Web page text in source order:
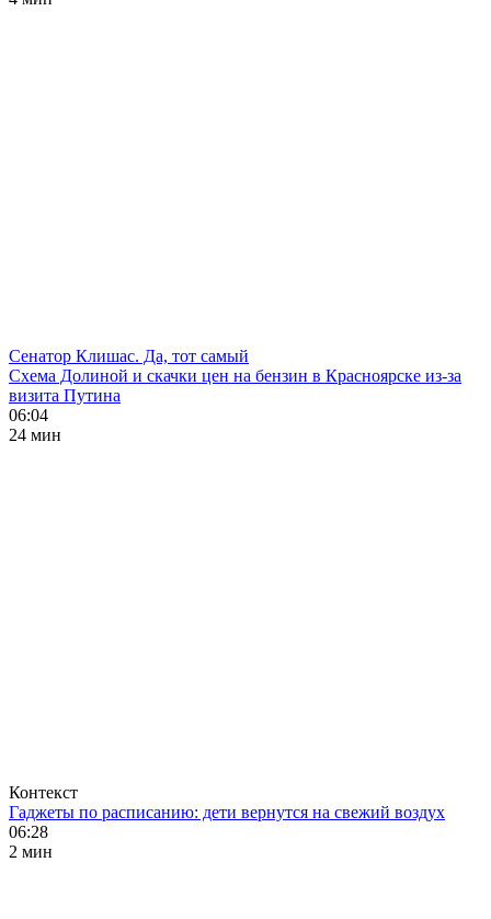
Сенатор Клишас. Да, тот самый
Схема Долиной и скачки цен на бензин в Красноярске из-за
визита Путина
06:04
24 мин
Контекст
Гаджеты по расписанию: дети вернутся на свежий воздух
06:28
2 мин